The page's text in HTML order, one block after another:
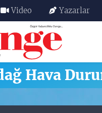
Video Yazarlar
Hava